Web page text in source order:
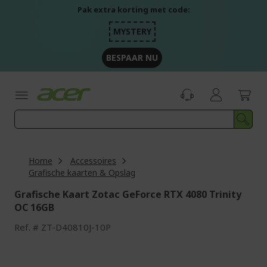
Pak extra korting met code:
MYSTERY
BESPAAR NU
Home
Accessoires
Grafische kaarten & Opslag
Grafische Kaart Zotac GeForce RTX 4080 Trinity
OC 16GB
Ref. ZT-D40810J-10P